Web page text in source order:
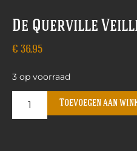
De Querville
€ 36,95
3 op voorraad
Toevoegen aan